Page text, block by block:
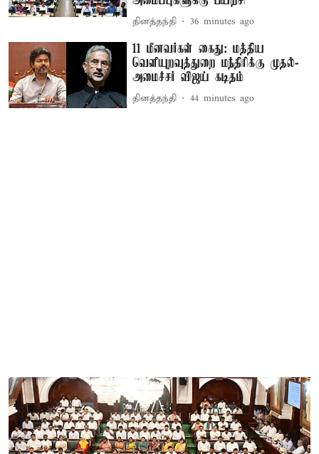
தினத்தந்தி 36 minutes ago
11 மீனவர்கள் கைது: மத்திய
வெளியுறவுத்துறை மந்திரிக்கு முதல்-
அமைச்சர் விஜய் கடிதம்
தினத்தந்தி 44 minutes ago